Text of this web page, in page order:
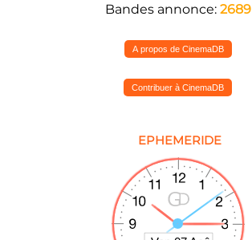
Bandes annonce: 2689
A propos de CinemaDB
Contribuer à CinemaDB
EPHEMERIDE